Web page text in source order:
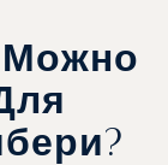
Можно